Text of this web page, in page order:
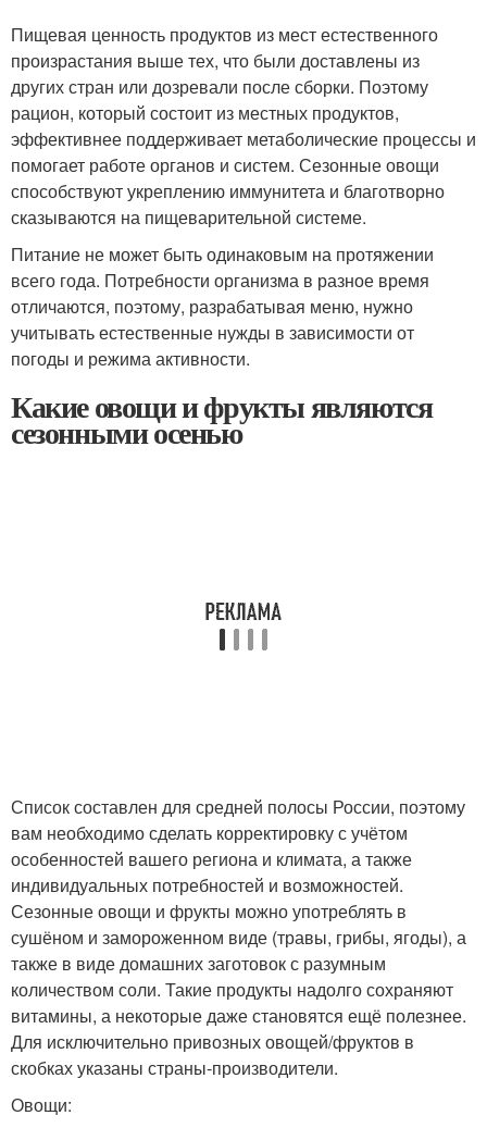
Пищевая ценность продуктов из мест естественного
произрастания выше тех, что были доставлены из
других стран или дозревали после сборки. Поэтому
рацион, который состоит из местных продуктов,
эффективнее поддерживает метаболические процессы и
помогает работе органов и систем. Сезонные овощи
способствуют укреплению иммунитета и благотворно
сказываются на пищеварительной системе.
Питание не может быть одинаковым на протяжении
всего года. Потребности организма в разное время
отличаются, поэтому, разрабатывая меню, нужно
учитывать естественные нужды в зависимости от
погоды и режима активности.
Какие овощи и фрукты являются
сезонными осенью
Список составлен для средней полосы России, поэтому
вам необходимо сделать корректировку с учётом
особенностей вашего региона и климата, а также
индивидуальных потребностей и возможностей.
Сезонные овощи и фрукты можно употреблять в
сушёном и замороженном виде (травы, грибы, ягоды), а
также в виде домашних заготовок с разумным
количеством соли. Такие продукты надолго сохраняют
витамины, а некоторые даже становятся ещё полезнее.
Для исключительно привозных овощей/фруктов в
скобках указаны страны-производители.
Овощи: